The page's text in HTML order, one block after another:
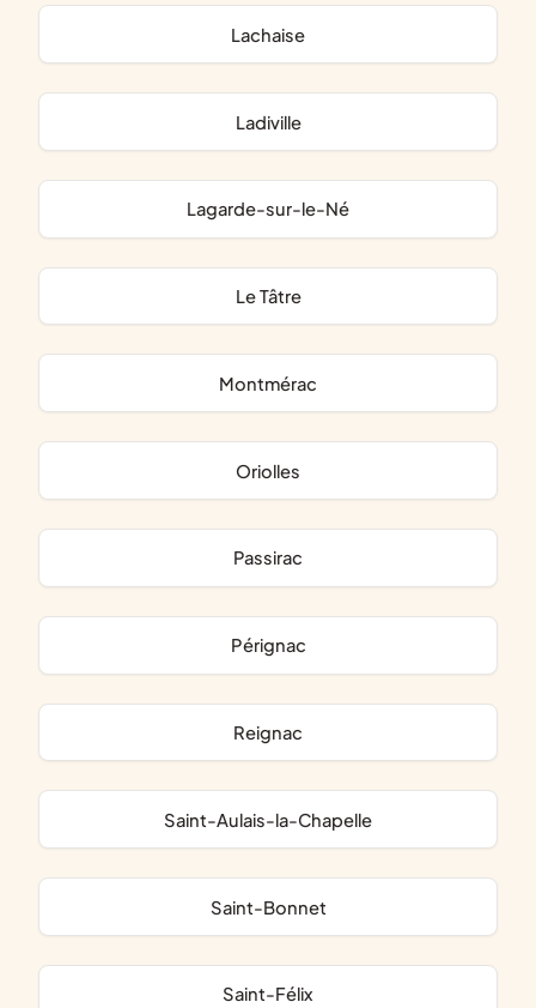
Lachaise
Ladiville
Lagarde-sur-le-Né
Le Tâtre
Montmérac
Oriolles
Passirac
Pérignac
Reignac
Saint-Aulais-la-Chapelle
Saint-Bonnet
Saint-Félix